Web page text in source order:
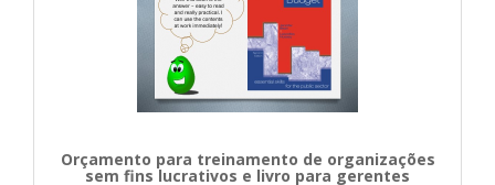
Orçamento para treinamento de organizações
sem fins lucrativos e livro para gerentes